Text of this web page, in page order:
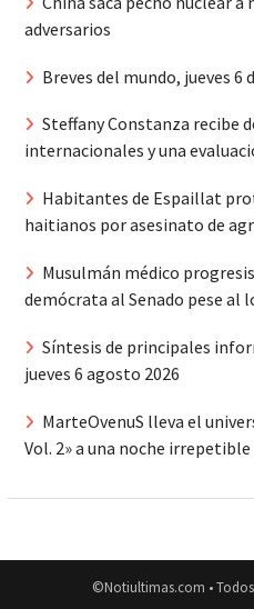
adversarios
Breves del mundo, jueves 6
Steffany Constanza recibe
internacionales y una
Habitantes de Espaillat
haitianos por asesinato de
Musulmán médico
demócrata al Senado pese al
Síntesis de principales
jueves 6 agosto 2026
MarteOvenuS lleva el
Vol. 2» a una noche
©Notiultimas.com •